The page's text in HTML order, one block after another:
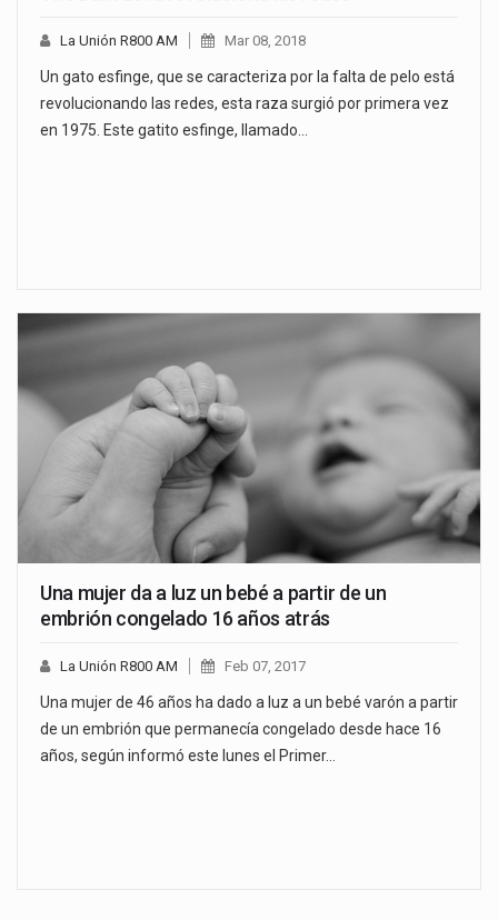
La Unión R800 AM Mar 08, 2018
Un gato esfinge, que se caracteriza por la falta de pelo está
revolucionando las redes, esta raza surgió por primera vez
en 1975. Este gatito esfinge, llamado…
Una mujer da a luz un bebé a partir de un
embrión congelado 16 años atrás
La Unión R800 AM Feb 07, 2017
Una mujer de 46 años ha dado a luz a un bebé varón a partir
de un embrión que permanecía congelado desde hace 16
años, según informó este lunes el Primer…